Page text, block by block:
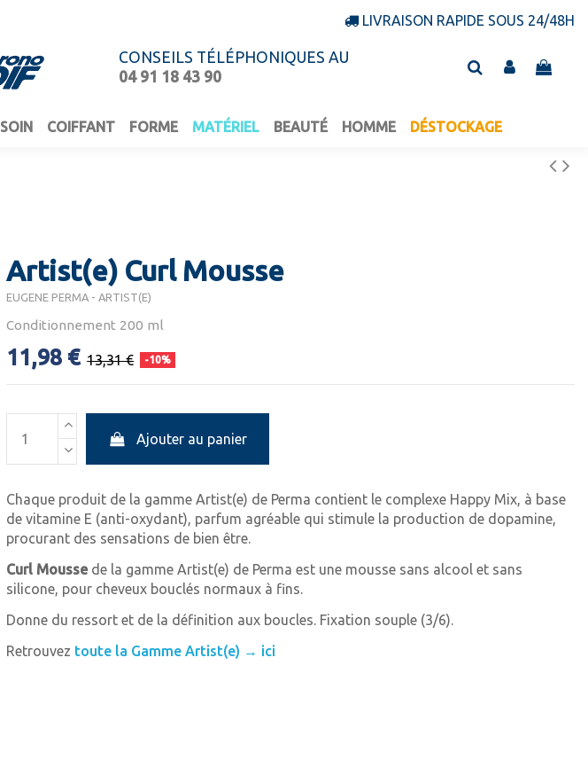
LIVRAISON RAPIDE SOUS 24/48H
CONSEILS TÉLÉPHONIQUES AU
04 91 18 43 90
SOIN COIFFANT FORME MATÉRIEL BEAUTÉ HOMME DÉSTOCKAGE
Artist(e) Curl Mousse
EUGENE PERMA - ARTIST(E)
Conditionnement 200 ml
11,98 € 13,31 € -10%
Ajouter au panier
Chaque produit de la gamme Artist(e) de Perma contient le complexe Happy Mix, à base
de vitamine E (anti-oxydant), parfum agréable qui stimule la production de dopamine,
procurant des sensations de bien être.
Curl Mousse de la gamme Artist(e) de Perma est une mousse sans alcool et sans
silicone, pour cheveux bouclés normaux à fins.
Donne du ressort et de la définition aux boucles. Fixation souple (3/6).
Retrouvez toute la Gamme Artist(e) → ici